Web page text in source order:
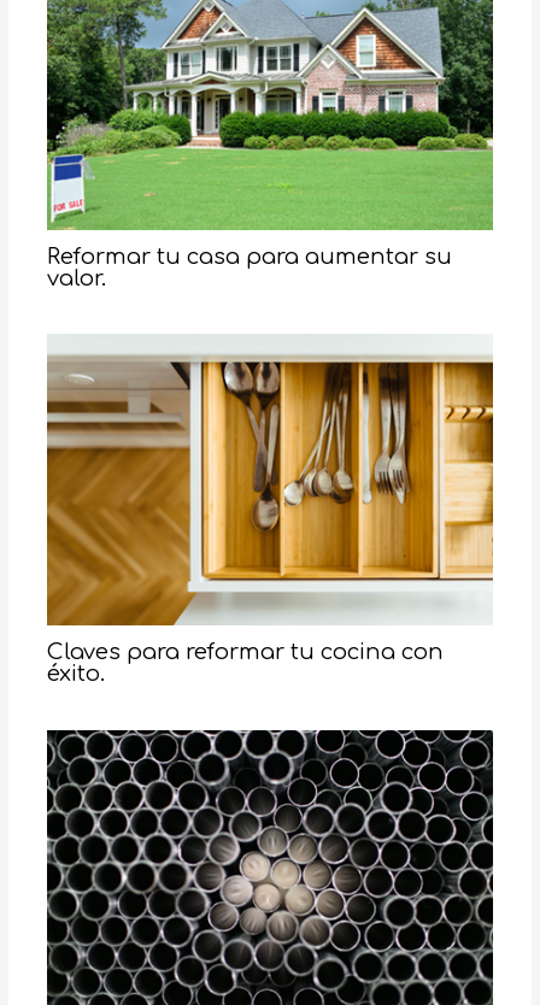
Reformar tu casa para aumentar su
valor.
Claves para reformar tu cocina con
éxito.